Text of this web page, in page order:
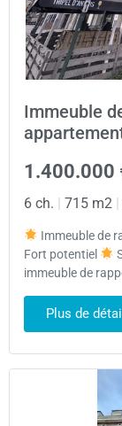
Immeuble
1.400.000
6 ch. | 715 m2 |
Immeuble de
Fort potentiel
immeuble de
Plus de